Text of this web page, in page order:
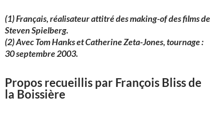
(1) Français, réalisateur attitré des making-of des films de
Steven Spielberg.
(2) Avec Tom Hanks et Catherine Zeta-Jones, tournage :
30 septembre 2003.
Propos recueillis par François Bliss de
la Boissière